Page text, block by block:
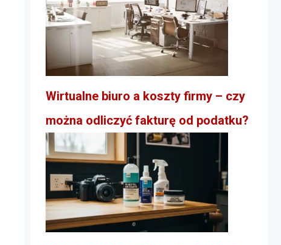
Wirtualne biuro a koszty firmy – czy
można odliczyć fakturę od podatku?